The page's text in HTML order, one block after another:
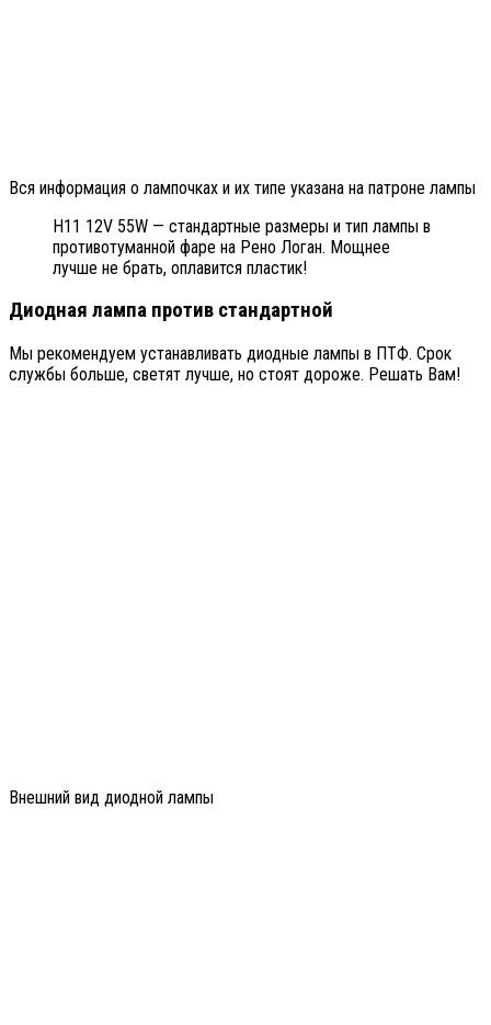
Вся информация о лампочках и их типе указана на патроне лампы
H11 12V 55W — стандартные размеры и тип лампы в
противотуманной фаре на Рено Логан. Мощнее
лучше не брать, оплавится пластик!
Диодная лампа против стандартной
Мы рекомендуем устанавливать диодные лампы в ПТФ. Срок
службы больше, светят лучше, но стоят дороже. Решать Вам!
Внешний вид диодной лампы